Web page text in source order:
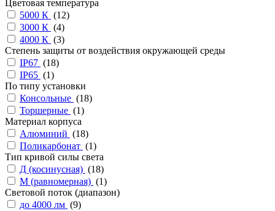
Цветовая температура
5000 К (12)
3000 К (4)
4000 К (3)
Степень защиты от воздействия окружающей среды
IP67 (18)
IP65 (1)
По типу установки
Консольные (18)
Торшерные (1)
Материал корпуса
Алюминий (18)
Поликарбонат (1)
Тип кривой силы света
Д (косинусная) (18)
М (равномерная) (1)
Cветовой поток (диапазон)
до 4000 лм (9)